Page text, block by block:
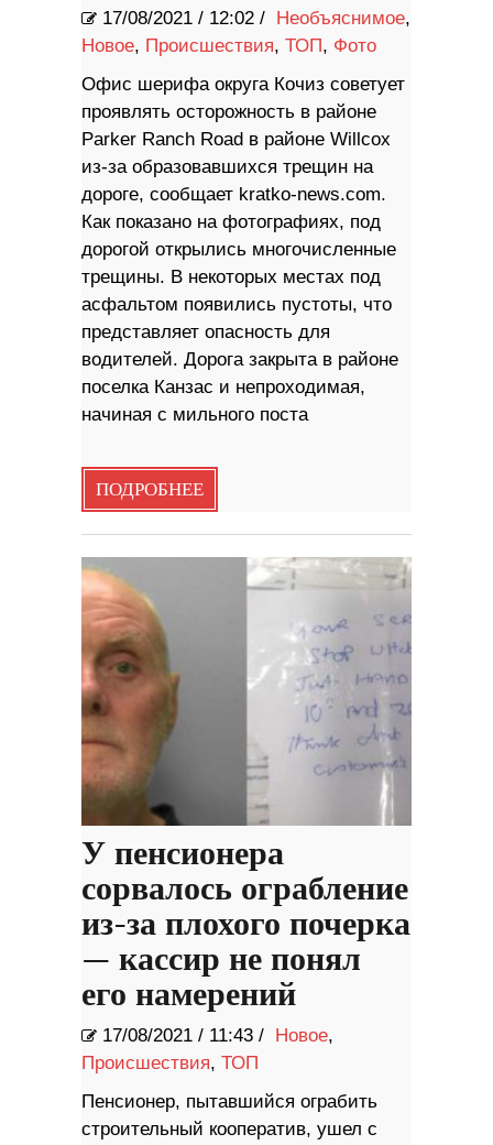
17/08/2021 / 12:02 / Необъяснимое,
Новое, Происшествия, ТОП, Фото
Офис шерифа округа Кочиз советует
проявлять осторожность в районе
Parker Ranch Road в районе Willcox
из-за образовавшихся трещин на
дороге, сообщает kratko-news.com.
Как показано на фотографиях, под
дорогой открылись многочисленные
трещины. В некоторых местах под
асфальтом появились пустоты, что
представляет опасность для
водителей. Дорога закрыта в районе
поселка Канзас и непроходимая,
начиная с мильного поста
ПОДРОБНЕЕ
У пенсионера
сорвалось ограбление
из-за плохого почерка
— кассир не понял
его намерений
17/08/2021 / 11:43 / Новое,
Происшествия, ТОП
Пенсионер, пытавшийся ограбить
строительный кооператив, ушел с